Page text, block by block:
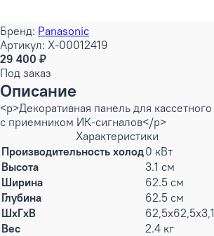
Бренд: Panasonic
Артикул: X-00012419
29 400 ₽
Под заказ
Описание
<p>Декоративная панель для
с приемником ИК-сигналов</p>
Характеристики
Производительность холод0 кВт
Высота
3.1 см
Ширина
62.5 см
Глубина
62.5 см
ШxГxВ
Вес
2.4 кг